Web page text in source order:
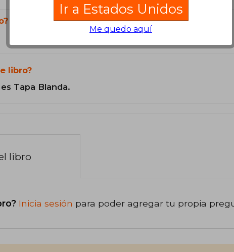
libro?
Tapa Blanda.
libro
Inicia sesión para poder agregar tu propia
Ir a Estados Unidos
Me quedo aquí